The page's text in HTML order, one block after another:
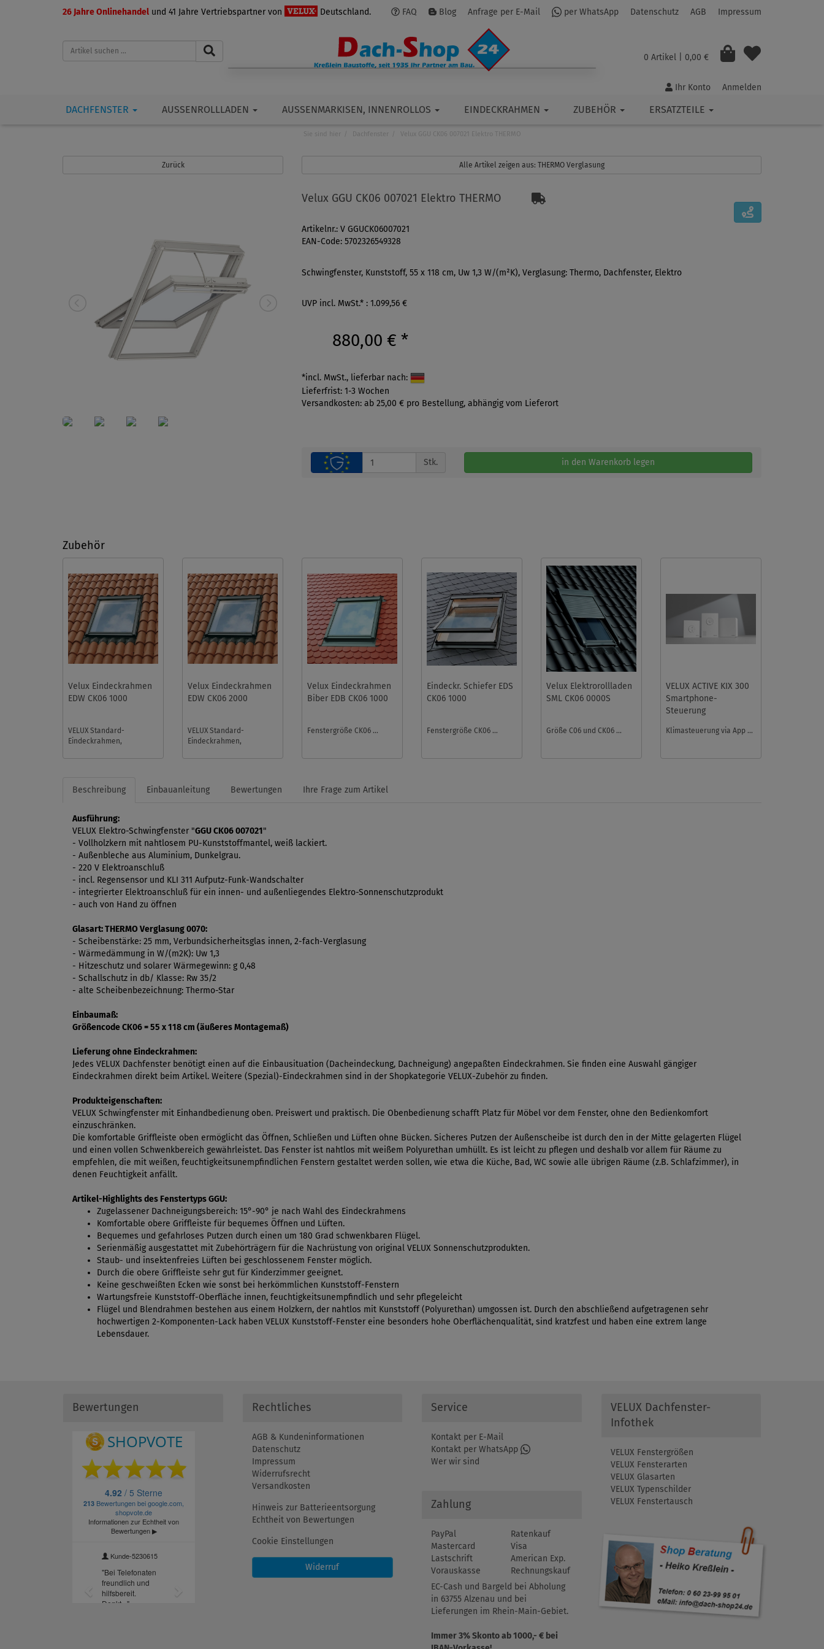
26 Jahre Onlinehandel und 41 Jahre Vertriebspartner von Deutschland. FAQ Blog Anfrage per E-Mail per WhatsApp Datenschutz AGB Impressum
0 Artikel | 0,00 €
Ihr Konto Anmelden
DACHFENSTER AUSSENROLLLADEN AUSSENMARKISEN, INNENROLLOS EINDECKRAHMEN ZUBEHÖR ERSATZTEILE
Sie sind hier Dachfenster Velux GGU CK06 007021 Elektro THERMO
Zurück Alle Artikel zeigen aus: THERMO Verglasung
Velux GGU CK06 007021 Elektro THERMO
Artikelnr.: V GGUCK06007021
EAN-Code: 5702326549328
Schwingfenster, Kunststoff, 55 x 118 cm, Uw 1,3 W/(m²K), Verglasung: Thermo, Dachfenster, Elektro
UVP incl. MwSt.* : 1.099,56 €
880,00 € *
*incl. MwSt., lieferbar nach:
Lieferfrist: 1-3 Wochen
Versandkosten: ab 25,00 € pro Bestellung, abhängig vom Lieferort
Stk. in den Warenkorb legen
Zubehör
Velux Eindeckrahmen
EDW CK06 1000
VELUX Standard-
Eindeckrahmen,
BDX. Für flache und
Velux Eindeckrahmen
EDW CK06 2000
VELUX Standard-
Eindeckrahmen,
BDX. Für flache und
Velux Eindeckrahmen
Biber EDB CK06 1000
Fenstergröße CK06 ...
Eindeckr. Schiefer EDS
CK06 1000
Fenstergröße CK06 ...
Velux Elektrorollladen
SML CK06 0000S
Größe C06 und CK06 ...
VELUX ACTIVE KIX 300
Smartphone-
Steuerung
Klimasteuerung via App ...
Beschreibung Einbauanleitung Bewertungen Ihre Frage zum Artikel
Ausführung:
VELUX Elektro-Schwingfenster "GGU CK06 007021"
- Vollholzkern mit nahtlosem PU-Kunststoffmantel, weiß lackiert.
- Außenbleche aus Aluminium, Dunkelgrau.
- 220 V Elektroanschluß
- incl. Regensensor und KLI 311 Aufputz-Funk-Wandschalter
- integrierter Elektroanschluß für ein innen- und außenliegendes Elektro-Sonnenschutzprodukt
- auch von Hand zu öffnen
Glasart:THERMO Verglasung 0070:
- Scheibenstärke: 25 mm, Verbundsicherheitsglas innen, 2-fach-Verglasung
- Wärmedämmung in W/(m2K): Uw 1,3
- Hitzeschutz und solarer Wärmegewinn: g 0,48
- Schallschutz in db/ Klasse: Rw 35/2
- alte Scheibenbezeichnung: Thermo-Star
Einbaumaß:
Größencode CK06 = 55 x 118 cm (äußeres Montagemaß)
Lieferung ohne Eindeckrahmen:
Jedes VELUX Dachfenster benötigt einen auf die Einbausituation (Dacheindeckung, Dachneigung) angepaßten Eindeckrahmen. Sie finden eine Auswahl gängiger
Eindeckrahmen direkt beim Artikel. Weitere (Spezial)-Eindeckrahmen sind in der Shopkategorie VELUX-Zubehör zu finden.
Produkteigenschaften:
VELUX Schwingfenster mit Einhandbedienung oben. Preiswert und praktisch. Die Obenbedienung schafft Platz für Möbel vor dem Fenster, ohne den Bedienkomfort
einzuschränken.
Die komfortable Griffleiste oben ermöglicht das Öffnen, Schließen und Lüften ohne Bücken. Sicheres Putzen der Außenscheibe ist durch den in der Mitte gelagerten Flügel
und einen vollen Schwenkbereich gewährleistet. Das Fenster ist nahtlos mit weißem Polyurethan umhüllt. Es ist leicht zu pflegen und deshalb vor allem für Räume zu
empfehlen, die mit weißen, feuchtigkeitsunempfindlichen Fenstern gestaltet werden sollen, wie etwa die Küche, Bad, WC sowie alle übrigen Räume (z.B. Schlafzimmer), in
denen Feuchtigkeit anfällt.
Artikel-Highlights des Fenstertyps GGU:
Zugelassener Dachneigungsbereich: 15°-90° je nach Wahl des Eindeckrahmens
Komfortable obere Griffleiste für bequemes Öffnen und Lüften.
Bequemes und gefahrloses Putzen durch einen um 180 Grad schwenkbaren Flügel.
Serienmäßig ausgestattet mit Zubehörträgern für die Nachrüstung von original VELUX Sonnenschutzprodukten.
Staub- und insektenfreies Lüften bei geschlossenem Fenster möglich.
Durch die obere Griffleiste sehr gut für Kinderzimmer geeignet.
Keine geschweißten Ecken wie sonst bei herkömmlichen Kunststoff-Fenstern
Wartungsfreie Kunststoff-Oberfläche innen, feuchtigkeitsunempfindlich und sehr pflegeleicht
Flügel und Blendrahmen bestehen aus einem Holzkern, der nahtlos mit Kunststoff (Polyurethan) umgossen ist. Durch den abschließend aufgetragenen sehr
hochwertigen 2-Komponenten-Lack haben VELUX Kunststoff-Fenster eine besonders hohe Oberflächenqualität, sind kratzfest und haben eine extrem lange
Lebensdauer.
Bewertungen Rechtliches
AGB & Kundeninformationen
Datenschutz
Impressum
Widerrufsrecht
Versandkosten
Hinweis zur Batterieentsorgung
Echtheit von Bewertungen
Cookie Einstellungen
Widerruf
Service
Kontakt per E-Mail
Kontakt per WhatsApp
Wer wir sind
Zahlung
PayPal
Ratenkauf
Mastercard
Visa
Lastschrift
American Exp.
Vorauskasse
Rechnungskauf
EC-Cash und Bargeld bei Abholung
in 63755 Alzenau und bei
Lieferungen im Rhein-Main-Gebiet.
Immer 3% Skonto ab 1000,- € bei
VELUX Dachfenster-
Infothek
VELUX Fenstergrößen
VELUX Fensterarten
VELUX Glasarten
VELUX Typenschilder
VELUX Fenstertausch